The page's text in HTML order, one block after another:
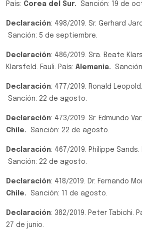
País: Corea del Sur. Sanción: 19 de
Declaración: 498/2019. Sr. Gerhard
Sanción: 5 de septiembre.
Declaración: 486/2019. Sra. Beate
Klarsfeld. Fauli. País: Alemania.
Declaración: 477/2019. Ronald
Sanción: 22 de agosto.
Declaración: 473/2019. Sr. Edmundo
Chile. Sanción: 22 de agosto.
Declaración: 467/2019. Philippe Sands.
Sanción: 22 de agosto.
Declaración: 418/2019. Dr. Fernando
Chile. Sanción: 11 de agosto.
Declaración: 382/2019. Peter Tabichi.
27 de junio.